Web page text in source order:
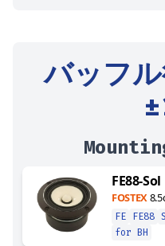
バッフ
FE88-Sol
FOSTEX
FE FE88
for BH